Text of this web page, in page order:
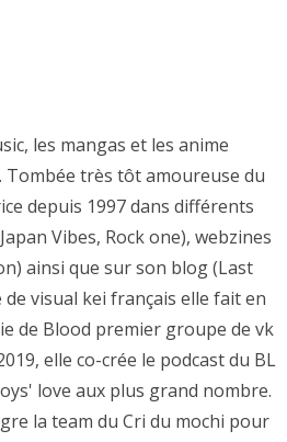
les mangas et les anime
Tombée très tôt amoureuse du
depuis 1997 dans différents
Vibes, Rock one), webzines
ainsi que sur son blog (Last
de visual kei français elle fait en
de Blood premier groupe de vk
elle co-crée le podcast du BL
love aux plus grand nombre.
la team du Cri du mochi pour